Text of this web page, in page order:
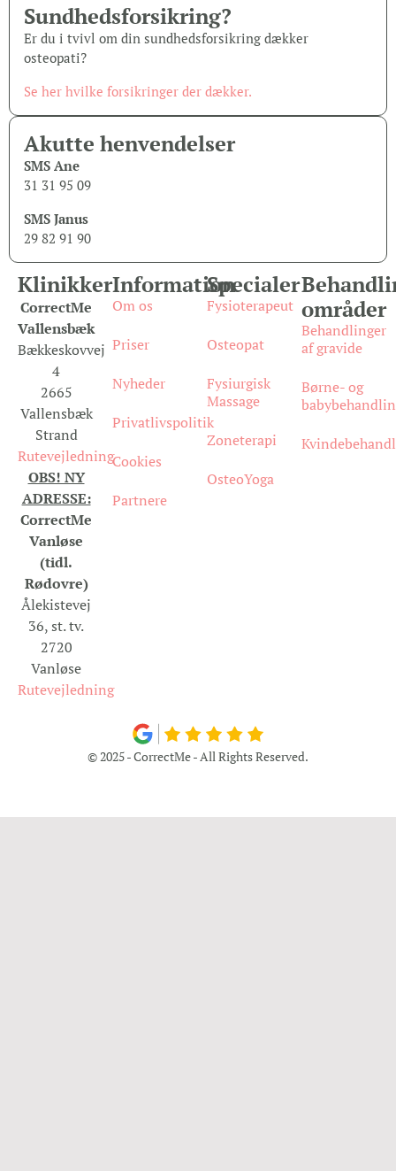
Sundheds­forsikring?
Er du i tvivl om din sundhedsforsikring dækker
osteopati?
Se her hvilke forsikringer der dækker.
Akutte henvendelser
SMS Ane
31 31 95 09
SMS Janus
29 82 91 90
Klinikker
CorrectMe
Vallensbæk
Bækkeskovvej
4
2665
Vallensbæk
Strand
Rutevejledning
OBS! NY
ADRESSE:
CorrectMe
Vanløse
(tidl.
Rødovre)
Ålekistevej
36, st. tv.
2720
Vanløse
Rutevejledning
Information
Om os
Priser
Nyheder
Privatlivspolitik
Cookies
Partnere
Specialer
Fysioterapeut
Osteopat
Fysiurgisk
Massage
Zoneterapi
OsteoYoga
områder
Behandlinger
af gravide
Børne- og
© 2025 - CorrectMe - All Rights Reserved.